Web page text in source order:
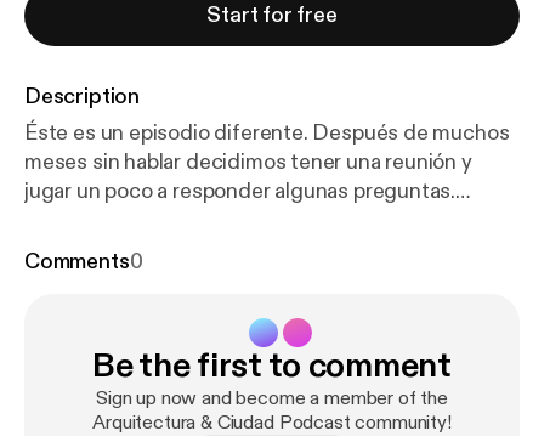
Start for free
Description
Éste es un episodio diferente. Después de muchos
meses sin hablar decidimos tener una reunión y
jugar un poco a responder algunas preguntas.
Comments0
Be the first to comment
Sign up now and become a member of the
Arquitectura & Ciudad Podcast community!